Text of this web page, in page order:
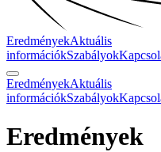
EredményekAktuális
információkSzabályok
EredményekAktuális
információkSzabályok
Eredmények